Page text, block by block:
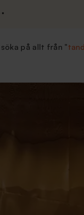
söka på allt från "